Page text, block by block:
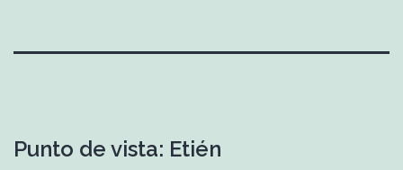
Punto de vista: Etién